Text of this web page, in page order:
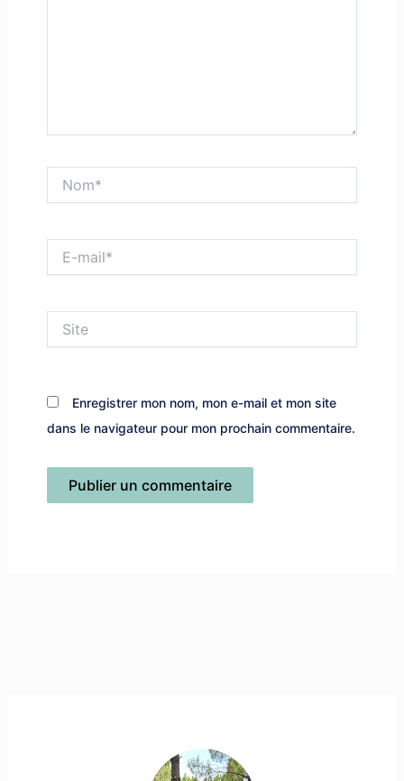
mail*
Enregistrer mon nom, mon e-mail et mon site
dans le navigateur pour mon prochain commentaire.